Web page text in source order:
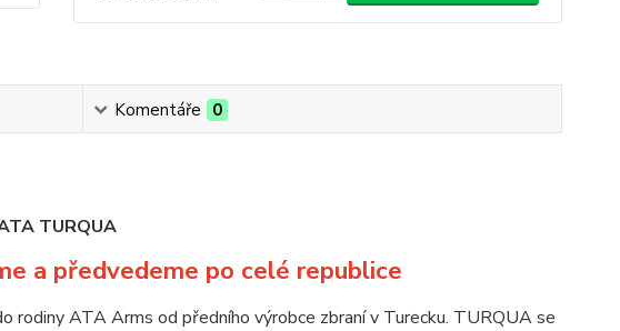
Komentáře 0
TURQUA
a předvedeme po celé republice
rodiny ATA Arms od předního výrobce zbraní v Turecku. TURQUA se